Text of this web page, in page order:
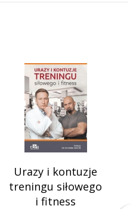
Urazy i kontuzje
treningu siłowego
i fitness